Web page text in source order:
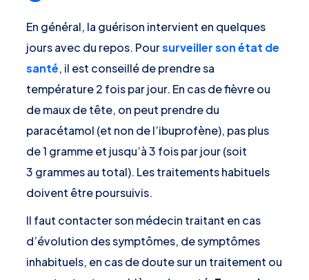
En général, la guérison intervient en quelques
jours avec du repos. Poursurveiller son état de
santé, il est conseillé de prendre sa
température 2 fois par jour. En cas de fièvre ou
de maux de tête, on peut prendre du
paracétamol (et non de l’ibuprofène), pas plus
de 1 gramme et jusqu’à 3 fois par jour (soit
3 grammes au total). Les traitements habituels
doivent être poursuivis.
Il faut contacter son médecin traitant en cas
d’évolution des symptômes, de symptômes
inhabituels, en cas de doute sur un traitement ou